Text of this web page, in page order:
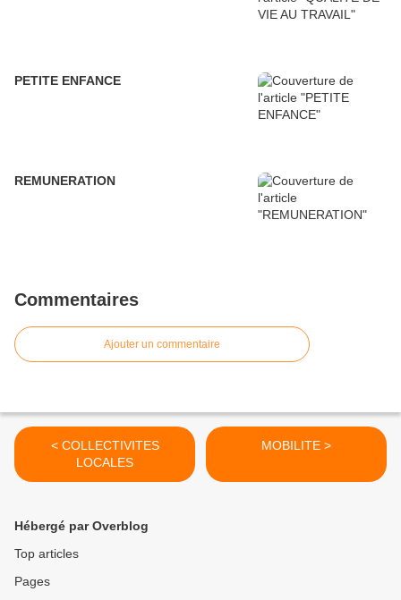
PETITE ENFANCE
REMUNERATION
Commentaires
Ajouter un commentaire
< COLLECTIVITES
LOCALES
MOBILITE >
Hébergé par Overblog
Top articles
Pages